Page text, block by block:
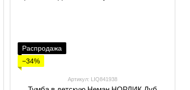
Распродажа
−34%
Артикул: LIQ841938